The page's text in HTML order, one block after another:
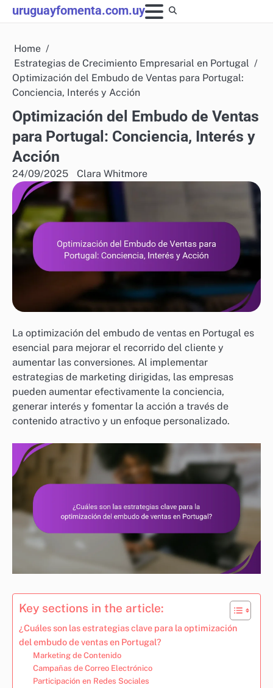
Skip
to
uruguayfomenta.com.uy
Home
Estrategias de Crecimiento Empresarial en Portugal
Optimización del Embudo de Ventas para Portugal:
Conciencia, Interés y Acción
Optimización del Embudo de Ventas
para Portugal: Conciencia, Interés y
Acción
24/09/2025 Clara Whitmore
La optimización del embudo de ventas en Portugal es
esencial para mejorar el recorrido del cliente y
aumentar las conversiones. Al implementar
estrategias de marketing dirigidas, las empresas
pueden aumentar efectivamente la conciencia,
generar interés y fomentar la acción a través de
contenido atractivo y un enfoque personalizado.
Key sections in the article:
¿Cuáles son las estrategias clave para la optimización
del embudo de ventas en Portugal?
Marketing de Contenido
Campañas de Correo Electrónico
Participación en Redes Sociales